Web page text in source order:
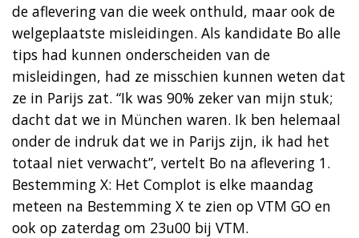
de aflevering van die week onthuld, maar ook de
welgeplaatste misleidingen. Als kandidate Bo alle
tips had kunnen onderscheiden van de
misleidingen, had ze misschien kunnen weten dat
ze in Parijs zat. “Ik was 90% zeker van mijn stuk;
dacht dat we in München waren. Ik ben helemaal
onder de indruk dat we in Parijs zijn, ik had het
totaal niet verwacht”, vertelt Bo na aflevering 1.
Bestemming X: Het Complot is elke maandag
meteen na Bestemming X te zien op VTM GO en
ook op zaterdag om 23u00 bij VTM.